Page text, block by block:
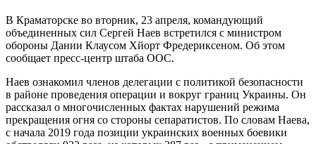
В Краматорске во вторник, 23 апреля, командующий
объединенных сил Сергей Наев встретился с министром
обороны Дании Клаусом Хйорт Фредериксеном. Об этом
сообщает пресс-центр штаба ООС.
Наев ознакомил членов делегации с политикой безопасности
в районе проведения операции и вокруг границ Украины. Он
рассказал о многочисленных фактах нарушений режима
прекращения огня со стороны сепаратистов. По словам Наева,
с начала 2019 года позиции украинских военных боевики